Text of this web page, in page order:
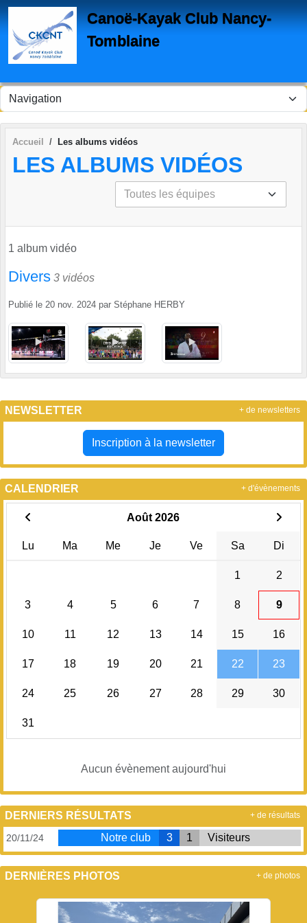
Canoë-Kayak Club Nancy-
Tomblaine
Accueil Les albums vidéos
LES ALBUMS VIDÉOS
1 album vidéo
Divers 3 vidéos
Publié le 20 nov. 2024 par Stéphane HERBY
NEWSLETTER
Inscription à la newsletter
+ de newsletters
CALENDRIER
Août 2026
Lu Ma Me Je Ve Sa Di
1 2
3 4 5 6 7 8 9
10 11 12 13 14 15 16
17 18 19 20 21 22 23
24 25 26 27 28 29 30
31
Aucun évènement aujourd'hui
+ d'évènements
DERNIERS RÉSULTATS
20/11/24 Notre club 3 1 Visiteurs
+ de résultats
DERNIÈRES PHOTOS + de photos
Panneau de gestion des cookies